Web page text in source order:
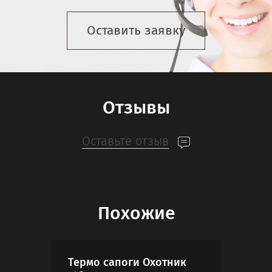
Оставить заявку
Отзывы
Оставьте отзыв
Похожие
Термо сапоги Охотник